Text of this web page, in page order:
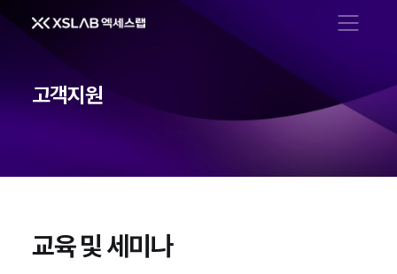
메뉴 열기
고객지원
교육 및 세미나